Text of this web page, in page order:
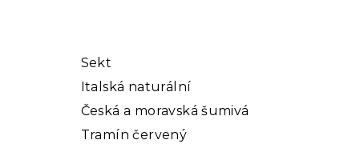
Sekt
Italská naturální
Česká a moravská šumivá
Tramín červený